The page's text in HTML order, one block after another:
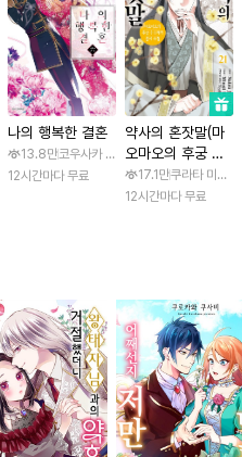
나의 행복한 결혼
13.8만코우사카 리토 / 아기토기 아쿠미
12시간마다 무료
약사의 혼잣말(마
오마오의 후궁 수
수께끼 풀이수첩)
17.1만쿠라타 미노
12시간마다 무료